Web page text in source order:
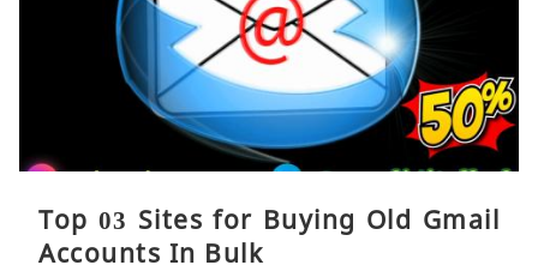
Top 03 Sites for Buying Old Gmail
Accounts In Bulk